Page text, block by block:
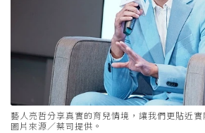
藝人亮哲分享真實的育兒情境，讓我們更貼近實
圖片來源／蔡司提供。